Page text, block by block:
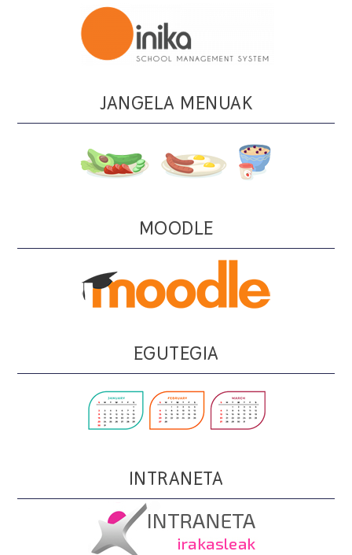
JANGELA MENUAK
MOODLE
EGUTEGIA
INTRANETA